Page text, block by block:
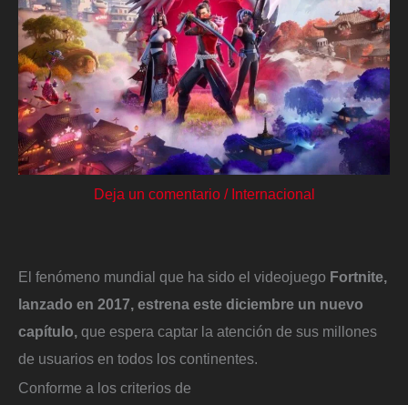
Deja un comentario / Internacional
El fenómeno mundial que ha sido el videojuego Fortnite,
lanzado en 2017, estrena este diciembre un nuevo
capítulo, que espera captar la atención de sus millones
de usuarios en todos los continentes.
Conforme a los criterios de